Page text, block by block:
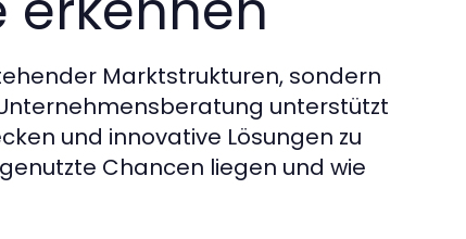
Marktstrukturen, sondern
unterstützt
und innovative Lösungen zu
Chancen liegen und wie